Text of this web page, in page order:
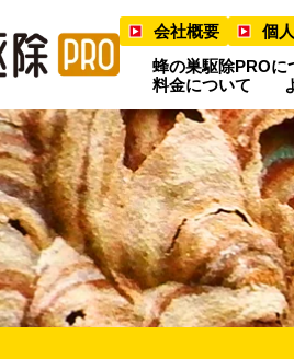
会社概要
個
蜂の巣駆除PROに
料金について